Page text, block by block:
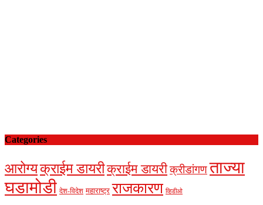
Categories
आरोग्यक्राईम डायरीक्राईम डायरीक्रीडांगणताज्या
घडामोडी देश-विदेश महाराष्ट्र राजकारण व्हिडीओ